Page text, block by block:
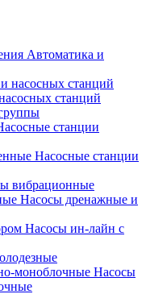
Автоматика и
станций
станции
Насосные станции
вибрационные
Насосы дренажные и
Насосы ин-лайн с
Насосы